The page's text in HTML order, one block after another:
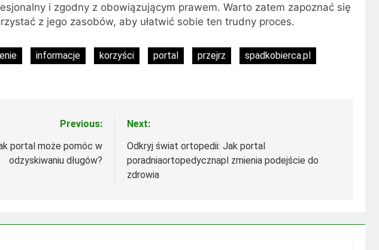
i zgodny z obowiązującym prawem. Warto zatem zapoznać się
z jego zasobów, aby ułatwić sobie ten trudny proces.
informacje korzyści portal przejrz
spadkobierca.pl
Previous:
portal może pomóc w
odzyskiwaniu długów?
Next:
Odkryj świat ortopedii: Jak portal
poradniaortopedycznapl zmienia podejście do
zdrowia